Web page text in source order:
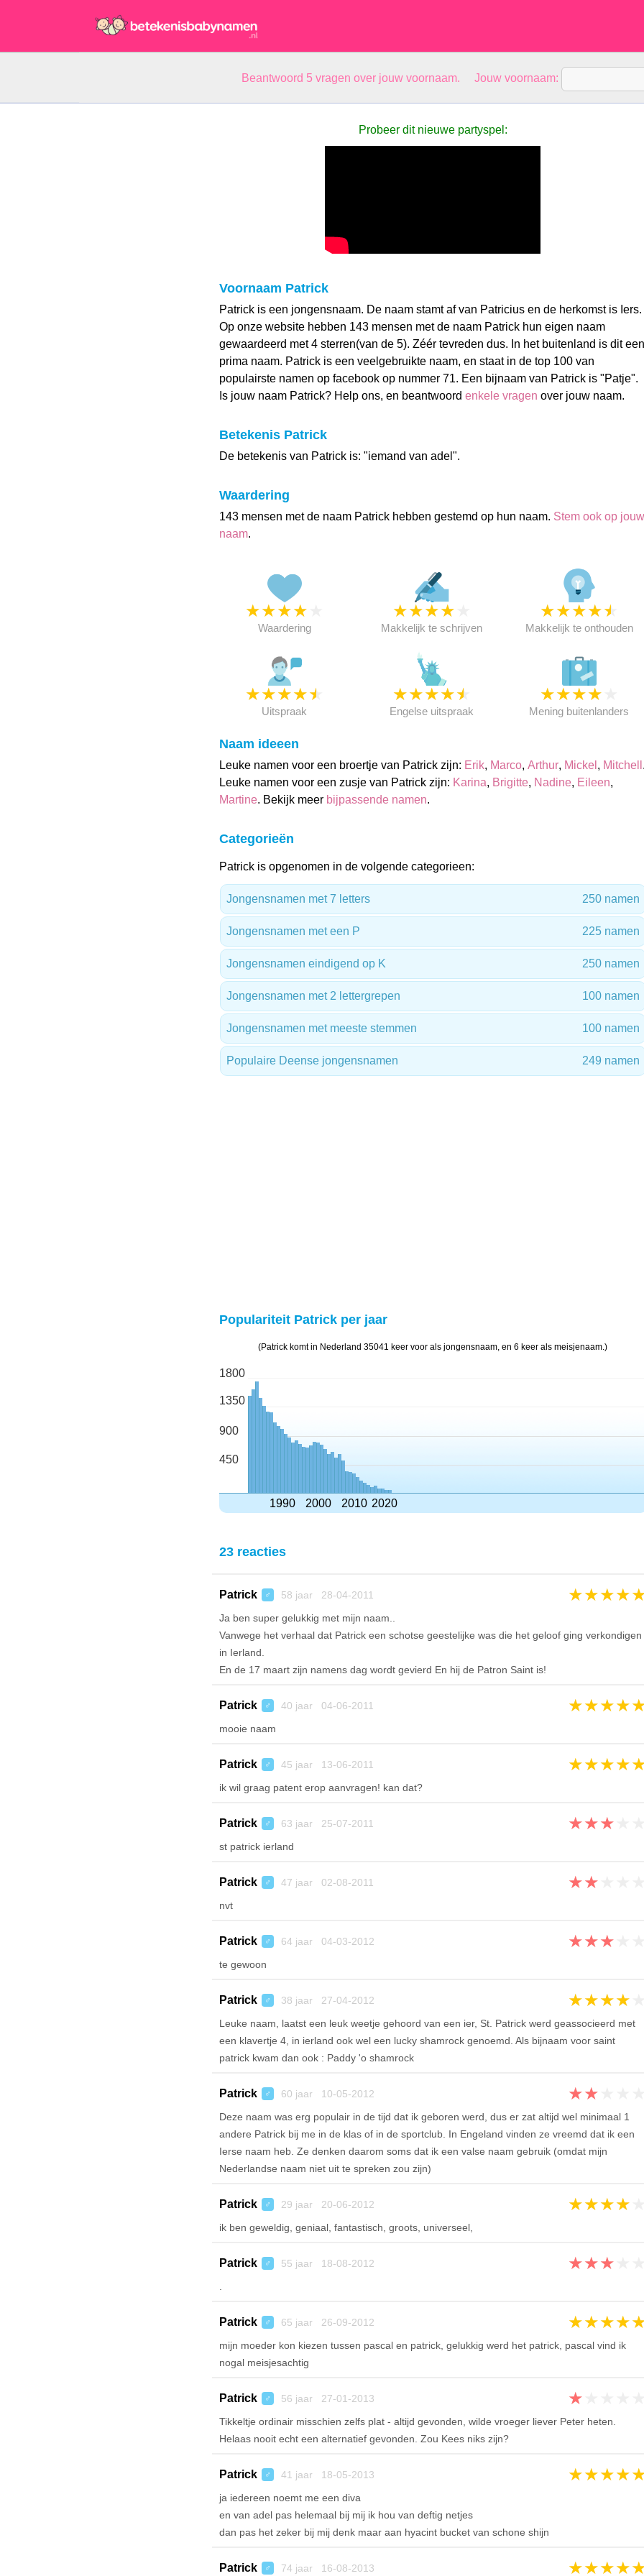
Beantwoord 5 vragen over jouw voornaam. Jouw voornaam:
Probeer dit nieuwe partyspel:
Voornaam Patrick
Patrick is een jongensnaam. De naam stamt af van Patricius en de herkomst is Iers.
Op onze website hebben 143 mensen met de naam Patrick hun eigen naam
gewaardeerd met 4 sterren(van de 5). Zéér tevreden dus. In het buitenland is dit een
prima naam. Patrick is een veelgebruikte naam, en staat in de top 100 van
populairste namen op facebook op nummer 71. Een bijnaam van Patrick is "Patje".
Is jouw naam Patrick? Help ons, en beantwoord enkele vragen over jouw naam.
Betekenis Patrick
De betekenis van Patrick is: "iemand van adel".
Waardering
143 mensen met de naam Patrick hebben gestemd op hun naam. Stem ook op jouw
naam.
★★★★
Waardering
★★★★
Makkelijk te schrijven
★★★★★
Makkelijk te onthouden
★★★★★
Uitspraak
★★★★★
Engelse uitspraak
★★★★
Mening buitenlanders
Naam ideeen
Leuke namen voor een broertje van Patrick zijn: Erik, Marco, Arthur, Mickel , Mitchell
Leuke namen voor een zusje van Patrick zijn: Karina, Brigitte, Nadine, Eileen,
Martine. Bekijk meer bijpassende namen.
Categorieën
Patrick is opgenomen in de volgende categorieen:
Jongensnamen met 7 letters 250 namen
Jongensnamen met een P 225 namen
Jongensnamen eindigend op K 250 namen
Jongensnamen met 2 lettergrepen 100 namen
Jongensnamen met meeste stemmen 100 namen
Populaire Deense jongensnamen 249 namen
Populariteit Patrick per jaar
(Patrick komt in Nederland 35041 keer voor als jongensnaam, en 6 keer als meisjenaam.)
1800
1350
900
450
1990 2000 2010 2020
23 reacties
Patrick ♂ 58 jaar 28-04-2011 ★★★★
Ja ben super gelukkig met mijn naam..
Vanwege het verhaal dat Patrick een schotse geestelijke was die het geloof ging verkondigen
in Ierland.
En de 17 maart zijn namens dag wordt gevierd En hij de Patron Saint is!
Patrick ♂ 40 jaar 04-06-2011 ★★★★
mooie naam
Patrick ♂ 45 jaar 13-06-2011 ★★★★
ik wil graag patent erop aanvragen! kan dat?
Patrick ♂ 63 jaar 25-07-2011 ★★★
st patrick ierland
Patrick ♂ 47 jaar 02-08-2011 ★★
nvt
Patrick ♂ 64 jaar 04-03-2012 ★★★
te gewoon
Patrick ♂ 38 jaar 27-04-2012 ★★★★
Leuke naam, laatst een leuk weetje gehoord van een ier, St. Patrick werd geassocieerd met
een klavertje 4, in ierland ook wel een lucky shamrock genoemd. Als bijnaam voor saint
patrick kwam dan ook : Paddy 'o shamrock
Patrick ♂ 60 jaar 10-05-2012 ★★
Deze naam was erg populair in de tijd dat ik geboren werd, dus er zat altijd wel minimaal 1
andere Patrick bij me in de klas of in de sportclub. In Engeland vinden ze vreemd dat ik een
Ierse naam heb. Ze denken daarom soms dat ik een valse naam gebruik (omdat mijn
Nederlandse naam niet uit te spreken zou zijn)
Patrick ♂ 29 jaar 20-06-2012 ★★★★
ik ben geweldig, geniaal, fantastisch, groots, universeel,
Patrick ♂ 55 jaar 18-08-2012 ★★★
Patrick ♂ 65 jaar 26-09-2012 ★★★★
mijn moeder kon kiezen tussen pascal en patrick, gelukkig werd het patrick, pascal vind ik
nogal meisjesachtig
Patrick ♂ 56 jaar 27-01-2013 ★
Tikkeltje ordinair misschien zelfs plat - altijd gevonden, wilde vroeger liever Peter heten.
Helaas nooit echt een alternatief gevonden. Zou Kees niks zijn?
Patrick ♂ 41 jaar 18-05-2013 ★★★★
ja iedereen noemt me een diva
en van adel pas helemaal bij mij ik hou van deftig netjes
dan pas het zeker bij mij denk maar aan hyacint bucket van schone shijn
Patrick ♂ 74 jaar 16-08-2013 ★★★★